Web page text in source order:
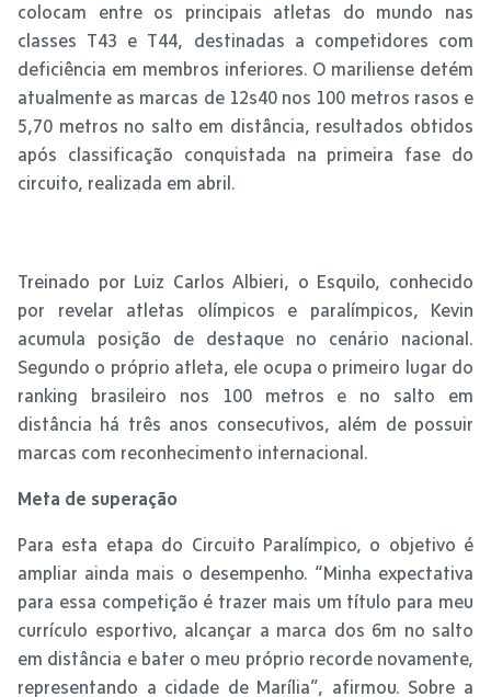
colocam entre os principais atletas do mundo nas
classes T43 e T44, destinadas a competidores com
deficiência em membros inferiores. O mariliense detém
atualmente as marcas de 12s40 nos 100 metros rasos e
5,70 metros no salto em distância, resultados obtidos
após classificação conquistada na primeira fase do
circuito, realizada em abril.
Treinado por Luiz Carlos Albieri, o Esquilo, conhecido
por revelar atletas olímpicos e paralímpicos, Kevin
acumula posição de destaque no cenário nacional.
Segundo o próprio atleta, ele ocupa o primeiro lugar do
ranking brasileiro nos 100 metros e no salto em
distância há três anos consecutivos, além de possuir
marcas com reconhecimento internacional.
Meta de superação
Para esta etapa do Circuito Paralímpico, o objetivo é
ampliar ainda mais o desempenho. “Minha expectativa
para essa competição é trazer mais um título para meu
currículo esportivo, alcançar a marca dos 6m no salto
em distância e bater o meu próprio recorde novamente,
representando a cidade de Marília”, afirmou. Sobre a